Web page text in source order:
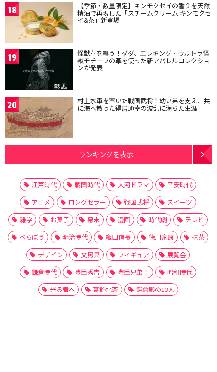
18 【季節・数量限定】キンモクセイの香りを天然
精油で再現した「スチームクリーム キンモクセ
イ&茶」新登場
19 怪獣革を纏う！ダダ、エレキング…ウルトラ怪
獣モチーフの革を使った新アパレルコレクショ
ンが発表
20 村上水軍を率いた戦国武将！幼い弟を支え、共
に海へ散った得居通幸の波乱に満ちた生涯
ランキングを表示
江戸時代 戦国時代 大河ドラマ
平安時代
アニメ
ロングセラー 戦国武将
スイーツ
雑学
お菓子 幕末 漫画 時代劇
テレビ
べらぼう
明治時代 織田信長 徳川家康
抹茶
デザイン
文房具 フィギュア
展覧会
鎌倉時代
豊臣秀吉 豊臣兄弟！
昭和時代
光る君へ
葛飾北斎 鎌倉殿の13人